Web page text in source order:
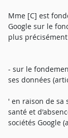
Mme [C] est
Google sur le
plus
- sur le
ses données
' en raison de
santé et
sociétés Google